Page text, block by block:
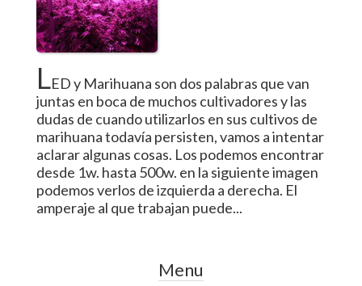
LED y Marihuana son dos palabras que van
juntas en boca de muchos cultivadores y las
dudas de cuando utilizarlos en sus cultivos de
marihuana todavía persisten, vamos a intentar
aclarar algunas cosas. Los podemos encontrar
desde 1w. hasta 500w. en la siguiente imagen
podemos verlos de izquierda a derecha. El
amperaje al que trabajan puede...
Menu